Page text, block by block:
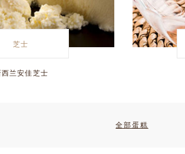
芝士
西兰安佳芝士
全部蛋糕